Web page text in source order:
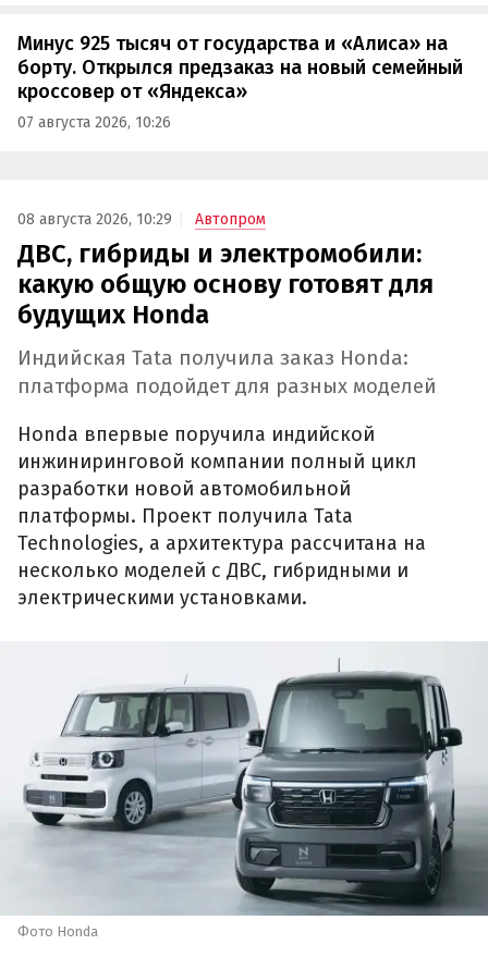
Минус 925 тысяч от государства и «Алиса» на
борту. Открылся предзаказ на новый семейный
кроссовер от «Яндекса»
07 августа 2026, 10:26
08 августа 2026, 10:29 Автопром
ДВС, гибриды и электромобили:
какую общую основу готовят для
будущих Honda
Индийская Tata получила заказ Honda:
платформа подойдет для разных моделей
Honda впервые поручила индийской
инжиниринговой компании полный цикл
разработки новой автомобильной
платформы. Проект получила Tata
Technologies, а архитектура рассчитана на
несколько моделей с ДВС, гибридными и
электрическими установками.
Фото Honda